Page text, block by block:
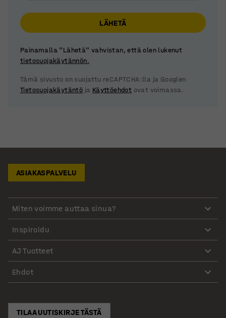
LÄHETÄ
Painamalla "Lähetä" vahvistan, että olen lukenut
tietosuojakäytännön.
Tämä sivusto on suojattu reCAPTCHA:lla ja Googlen
Tietosuojakäytäntö ja Käyttöehdot ovat voimassa.
ASIAKASPALVELU
Miten voimme auttaa sinua?
Inspiroidu
AJ Tuotteet
Ehdot
TILAA UUTISKIRJE TÄSTÄ